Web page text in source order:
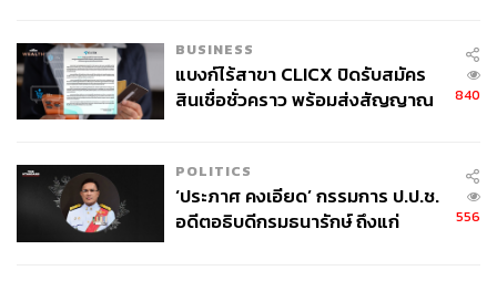
BUSINESS
แบงก์ไร้สาขา CLICX ปิดรับสมัคร
สินเชื่อชั่วคราว พร้อมส่งสัญญาณ
840
POLITICS
‘ประภาศ คงเอียด’ กรรมการ ป.ป.ช.
อดีตอธิบดีกรมธนารักษ์ ถึงแก่
556